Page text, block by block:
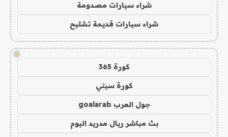
شراء سيارات مصدومة
شراء سيارات قديمة تشليح
!
كورة 365
كورة سيتي
جول العرب goalarab
بث مباشر ريال مدريد اليوم